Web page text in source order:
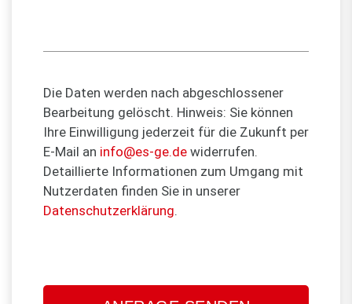
Die Daten werden nach abgeschlossener
Bearbeitung gelöscht. Hinweis: Sie können
Ihre Einwilligung jederzeit für die Zukunft per
E-Mail an info@es-ge.de widerrufen.
Detaillierte Informationen zum Umgang mit
Nutzerdaten finden Sie in unserer
Datenschutzerklärung.
lasse